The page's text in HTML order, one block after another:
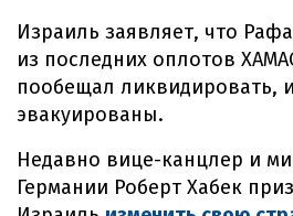
Израиль заявляет, что
из последних оплотов
пообещал ликвидировать,
эвакуированы.
Недавно вице-канцлер и
Германии Роберт Хабек